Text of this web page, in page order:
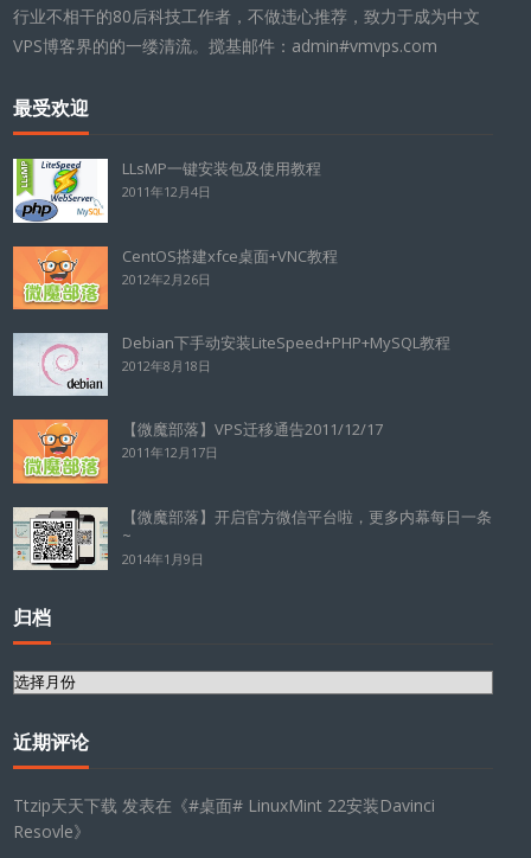
行业不相干的80后科技工作者，不做违心推荐，致力于成为中文
VPS博客界的的一缕清流。搅基邮件：admin#vmvps.com
最受欢迎
LLsMP一键安装包及使用教程
2011年12月4日
CentOS搭建xfce桌面+VNC教程
2012年2月26日
Debian下手动安装LiteSpeed+PHP+MySQL教程
2012年8月18日
【微魔部落】VPS迁移通告2011/12/17
2011年12月17日
【微魔部落】开启官方微信平台啦，更多内幕每日一条
~
2014年1月9日
归档
归
近期评论
Ttzip天天下载 发表在《#桌面# LinuxMint 22安装Davinci
Resovle》